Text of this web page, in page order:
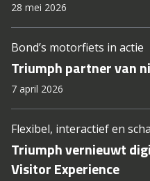
28 mei 2026
Bond’s motorfiets in actie
Triumph partner van
7 april 2026
Flexibel, interactief en
Triumph vernieuwt
Visitor Experience